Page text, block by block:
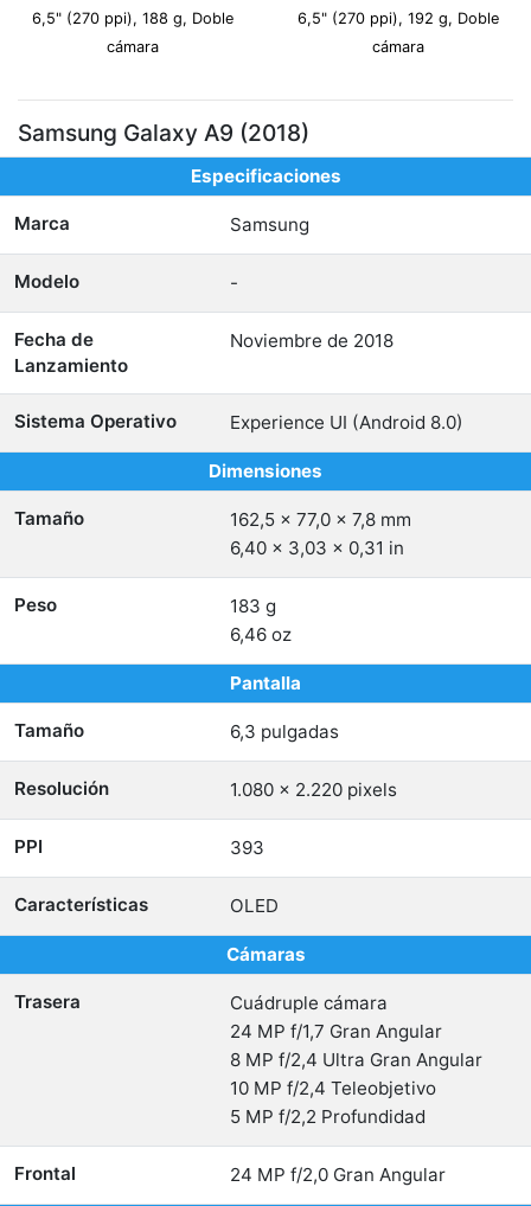
6,5" (270 ppi), 188 g, Doble
cámara
6,5" (270 ppi), 192 g, Doble
cámara
Samsung Galaxy A9 (2018)
Especificaciones
Marca Samsung
Modelo -
Fecha de
Lanzamiento
Noviembre de 2018
Sistema Operativo Experience UI (Android 8.0)
Dimensiones
Tamaño
162,5 x 77,0 x 7,8 mm
6,40 x 3,03 x 0,31 in
Peso
183 g
6,46 oz
Pantalla
Tamaño 6,3 pulgadas
Resolución 1.080 x 2.220 pixels
PPI 393
Características OLED
Cámaras
Trasera
Cuádruple cámara
24 MP f/1,7 Gran Angular
8 MP f/2,4 Ultra Gran Angular
10 MP f/2,4 Teleobjetivo
5 MP f/2,2 Profundidad
Frontal 24 MP f/2,0 Gran Angular